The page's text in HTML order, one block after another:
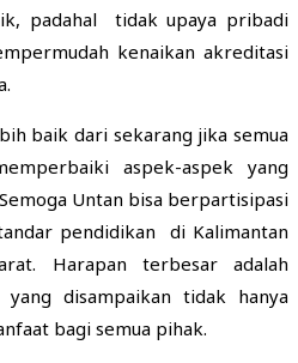
padahal tidak upaya pribadi
kenaikan akreditasi
baik dari sekarang jika semua
aspek-aspek yang
Untan bisa berpartisipasi
pendidikan di Kalimantan
Harapan terbesar adalah
disampaikan tidak hanya
bagi semua pihak.